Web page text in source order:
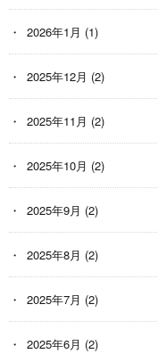
2026年1月 (1)
2025年12月 (2)
2025年11月 (2)
2025年10月 (2)
2025年9月 (2)
2025年8月 (2)
2025年7月 (2)
2025年6月 (2)